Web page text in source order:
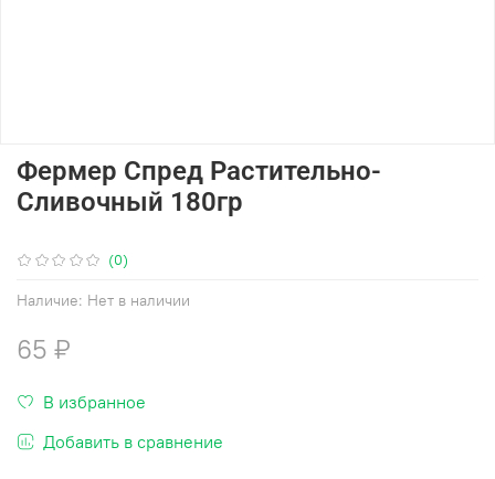
(0)
Наличие: Нет в наличии
Фермер Спред Растительно-
Сливочный 180гр
65 ₽
В избранное
Добавить в сравнение